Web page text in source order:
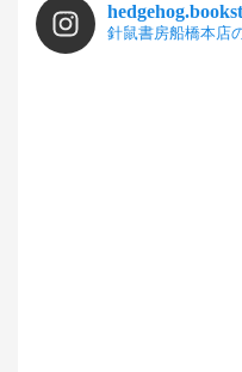
針鼠書房船橋本店